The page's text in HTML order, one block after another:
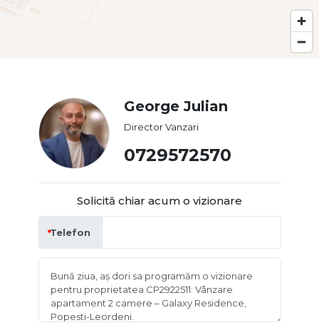
George Julian
Director Vanzari
0729572570
Solicită chiar acum o vizionare
Telefon